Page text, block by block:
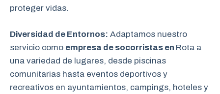
proteger vidas.
Diversidad de Entornos: Adaptamos nuestro
servicio como empresa de socorristas en Rota a
una variedad de lugares, desde piscinas
comunitarias hasta eventos deportivos y
recreativos en ayuntamientos, campings, hoteles y